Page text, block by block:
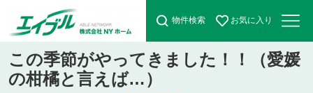
物件検索 お気に入り
この季節がやってきました！！（愛媛
の柑橘と言えば…）